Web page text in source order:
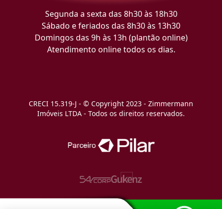
Segunda a sexta das 8h30 às 18h30
Sábado e feriados das 8h30 às 13h30
Domingos das 9h às 13h (plantão online)
Atendimento online todos os dias.
CRECI 15.319-J - © Copyright 2023 - Zimmermann
Imóveis LTDA - Todos os direitos reservados.